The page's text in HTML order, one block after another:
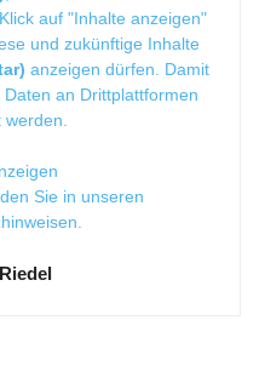
auf "Inhalte anzeigen"
und zukünftige Inhalte
anzeigen dürfen. Damit
an Drittplattformen
Sie in unseren